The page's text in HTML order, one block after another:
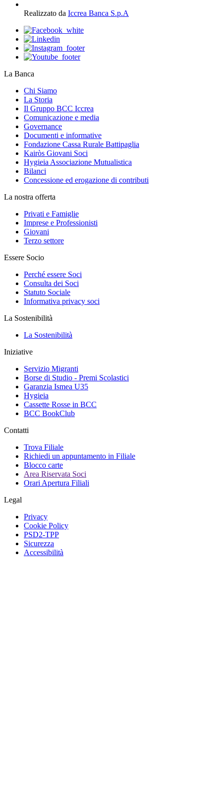
Realizzato da Iccrea Banca S.p.A
La Banca
Chi Siamo
La Storia
Il Gruppo BCC Iccrea
Comunicazione e media
Governance
Documenti e informative
Fondazione Cassa Rurale Battipaglia
Kairòs Giovani Soci
Hygieia Associazione Mutualistica
Bilanci
Concessione ed erogazione di contributi
La nostra offerta
Privati e Famiglie
Imprese e Professionisti
Giovani
Terzo settore
Essere Socio
Perché essere Soci
Consulta dei Soci
Statuto Sociale
Informativa privacy soci
La Sostenibilità
La Sostenibilità
Iniziative
Servizio Migranti
Borse di Studio - Premi Scolastici
Garanzia Ismea U35
Hygieia
Cassette Rosse in BCC
BCC BookClub
Contatti
Trova Filiale
Richiedi un appuntamento in Filiale
Blocco carte
Area Riservata Soci
Orari Apertura Filiali
Legal
Privacy
Cookie Policy
PSD2-TPP
Sicurezza
Accessibilità